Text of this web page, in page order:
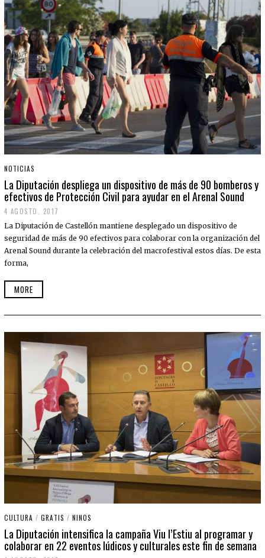
NOTICIAS
La Diputación despliega un dispositivo de más de 90 bomberos y
efectivos de Protección Civil para ayudar en el Arenal Sound
4 AGOSTO, 2017
La Diputación de Castellón mantiene desplegado un dispositivo de
seguridad de más de 90 efectivos para colaborar con la organización del
Arenal Sound durante la celebración del macrofestival estos días. De esta
forma,
MORE
CULTURA / GRATIS / NINOS
La Diputación intensifica la campaña Viu l’Estiu al programar y
colaborar en 22 eventos lúdicos y culturales este fin de semana